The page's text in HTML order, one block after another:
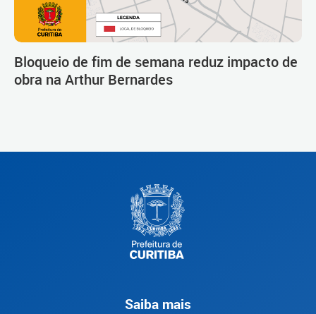
Bloqueio de fim de semana reduz impacto de
obra na Arthur Bernardes
Saiba mais